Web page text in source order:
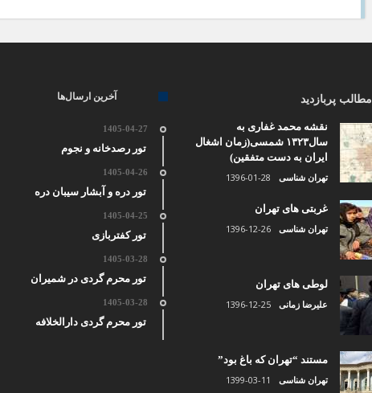
مطالب پربازدید
نقشه محمد غفاری به
سال۱۳۲۳ شمسی(زمان اشغال
ایران به دست متفقین)
تهران شناسی 1396-01-28
غربتی های تهران
تهران شناسی 1396-12-26
لوطی های تهران
علیرضا زمانی 1396-12-25
مستند “تهران که باغ بود”
تهران شناسی 1399-03-11
آخرین ارسال‌ها
1405-04-27
تور رصدخانه و نجوم
1405-04-26
تور دره و آبشار سیبان دره
1405-04-25
تور کفتربازی
1405-03-28
تور محرم گردی در شمیران
1405-03-28
تور محرم گردی دارالخلافه